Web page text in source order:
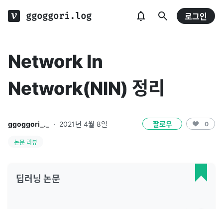
ggoggori.log 로그인
Network In
Network(NIN) 정리
ggoggori_._ · 2021년 4월 8일 팔로우 0
논문 리뷰
딥러닝 논문